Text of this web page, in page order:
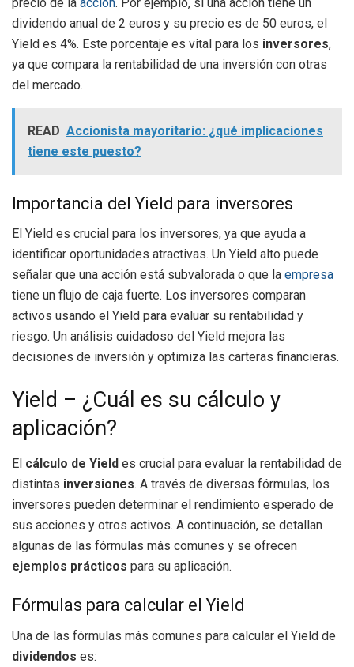
dividendo anual de 2 euros y su precio es de 50 euros, el
Yield es 4%. Este porcentaje es vital para los inversores,
ya que compara la rentabilidad de una inversión con otras
del mercado.
READ Accionista mayoritario: ¿qué implicaciones
tiene este puesto?
Importancia del Yield para inversores
El Yield es crucial para los inversores, ya que ayuda a
identificar oportunidades atractivas. Un Yield alto puede
señalar que una acción está subvalorada o que la empresa
tiene un flujo de caja fuerte. Los inversores comparan
activos usando el Yield para evaluar su rentabilidad y
riesgo. Un análisis cuidadoso del Yield mejora las
decisiones de inversión y optimiza las carteras financieras.
Yield – ¿Cuál es su cálculo y
aplicación?
El cálculo de Yield es crucial para evaluar la rentabilidad de
distintas inversiones. A través de diversas fórmulas, los
inversores pueden determinar el rendimiento esperado de
sus acciones y otros activos. A continuación, se detallan
algunas de las fórmulas más comunes y se ofrecen
ejemplos prácticos para su aplicación.
Fórmulas para calcular el Yield
Una de las fórmulas más comunes para calcular el Yield de
dividendos es: